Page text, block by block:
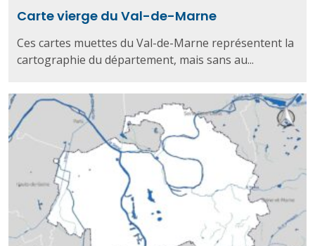
Carte vierge du Val-de-Marne
Ces cartes muettes du Val-de-Marne représentent la
cartographie du département, mais sans au...